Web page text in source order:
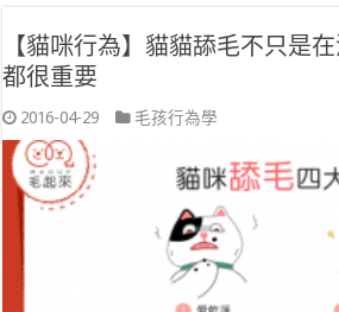
【貓咪行為】貓貓舔毛不只是
都很重要
2016-04-29 毛孩行為學